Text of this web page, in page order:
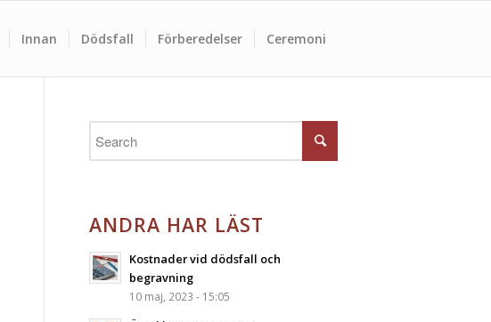
Innan Dödsfall Förberedelser Ceremoni
ANDRA HAR LÄST
Kostnader vid dödsfall och
begravning
10 maj, 2023 - 15:05